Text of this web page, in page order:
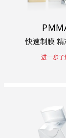
快速制膜 精
进一步了